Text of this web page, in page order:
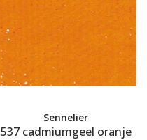
Sennelier
537 cadmiumgeel oranje